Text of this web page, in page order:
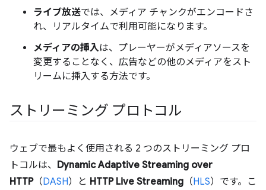
ライブ放送では、メディア チャンクがエンコードさ
れ、リアルタイムで利用可能になります。
メディアの挿入は、プレーヤーがメディアソースを
変更することなく、広告などの他のメディアをスト
リームに挿入する方法です。
ストリーミング プロトコル
ウェブで最もよく使用される 2 つのストリーミング プロ
トコルは、 Dynamic Adaptive Streaming over
HTTP（DASH）と HTTP Live Streaming （HLS）です。こ